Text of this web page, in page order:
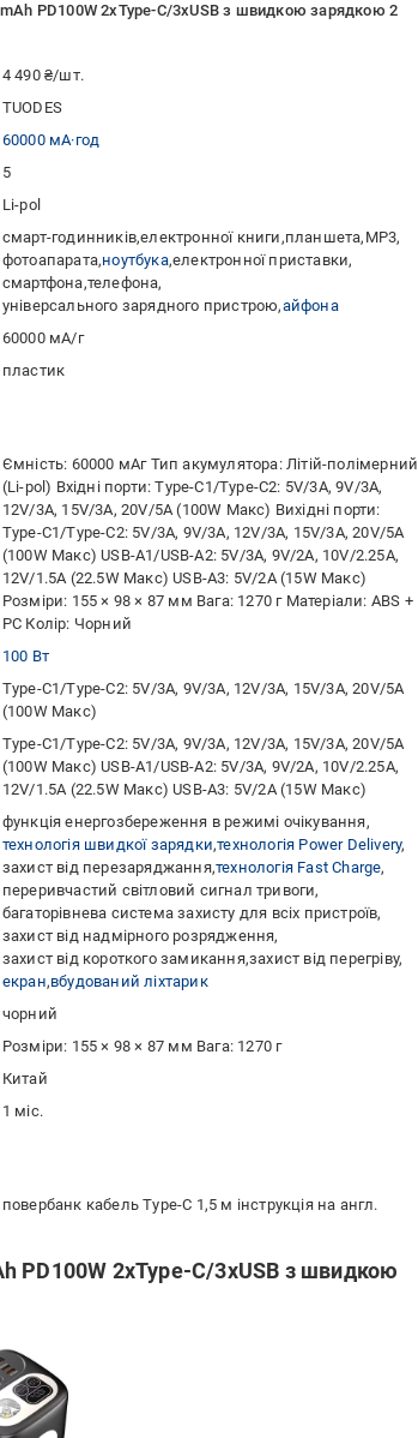
PD100W 2xType-C/3xUSB з швидкою зарядкою 2
4 490 ₴/шт.
TUODES
60000 мА·год
5
Li-pol
смарт-годинників електронної книги планшета MP3
фотоапарата ноутбука електронної приставки
смартфона телефона
універсального зарядного пристрою айфона
60000 мА/г
пластик
Ємність: 60000 мАг Тип акумулятора: Літій-полімерний
(Li-pol) Вхідні порти: Type-C1/Type-C2: 5V/3A, 9V/3A,
12V/3A, 15V/3A, 20V/5A (100W Макс) Вихідні порти:
Type-C1/Type-C2: 5V/3A, 9V/3A, 12V/3A, 15V/3A, 20V/5A
(100W Макс) USB-A1/USB-A2: 5V/3A, 9V/2A, 10V/2.25A,
12V/1.5A (22.5W Макс) USB-A3: 5V/2A (15W Макс)
Розміри: 155 × 98 × 87 мм Вага: 1270 г Матеріали: ABS +
PC Колір: Чорний
100 Вт
Type-C1/Type-C2: 5V/3A, 9V/3A, 12V/3A, 15V/3A, 20V/5A
(100W Макс)
Type-C1/Type-C2: 5V/3A, 9V/3A, 12V/3A, 15V/3A, 20V/5A
(100W Макс) USB-A1/USB-A2: 5V/3A, 9V/2A, 10V/2.25A,
12V/1.5A (22.5W Макс) USB-A3: 5V/2A (15W Макс)
функція енергозбереження в режимі очікування
технологія швидкої зарядки технологія Power Delivery
захист від перезаряджання технологія Fast Charge
переривчастий світловий сигнал тривоги
багаторівнева система захисту для всіх пристроїв
захист від надмірного розрядження
захист від короткого замикання захист від перегріву
екран вбудований ліхтарик
чорний
Розміри: 155 × 98 × 87 мм Вага: 1270 г
Китай
1 міс.
повербанк кабель Type-C 1,5 м інструкція на англ.
PD100W 2xType-C/3xUSB з швидкою